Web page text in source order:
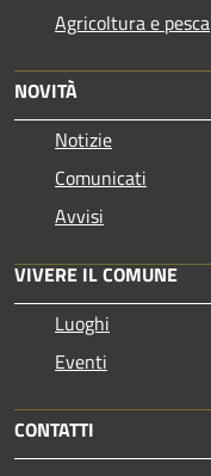
Agricoltura e pesca
NOVITÀ
Notizie
Comunicati
Avvisi
VIVERE IL COMUNE
Luoghi
Eventi
CONTATTI